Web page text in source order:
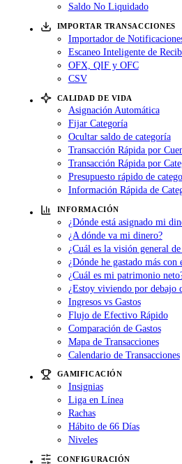
Saldo No Liquidado
IMPORTAR TRANSACCIONES
Importador de
Escaneo Inteligente de
OFX, QIF y OFC
CSV
CALIDAD DE VIDA
Asignación Automática
Fijar Categoría
Ocultar saldo de categoría
Transacción Rápida por
Transacción Rápida por
Presupuesto rápido de
Información Rápida de
INFORMACIÓN
¿Dónde está asignado mi
¿A dónde va mi dinero?
¿Cuál es la visión general
¿Dónde he gastado más con
¿Cuál es mi patrimonio
¿Estoy viviendo por debajo
Ingresos vs Gastos
Flujo de Efectivo Rápido
Comparación de Gastos
Mapa de Transacciones
Calendario de Transacciones
GAMIFICACIÓN
Insignias
Liga en Línea
Rachas
Hábito de 66 Días
Niveles
CONFIGURACIÓN